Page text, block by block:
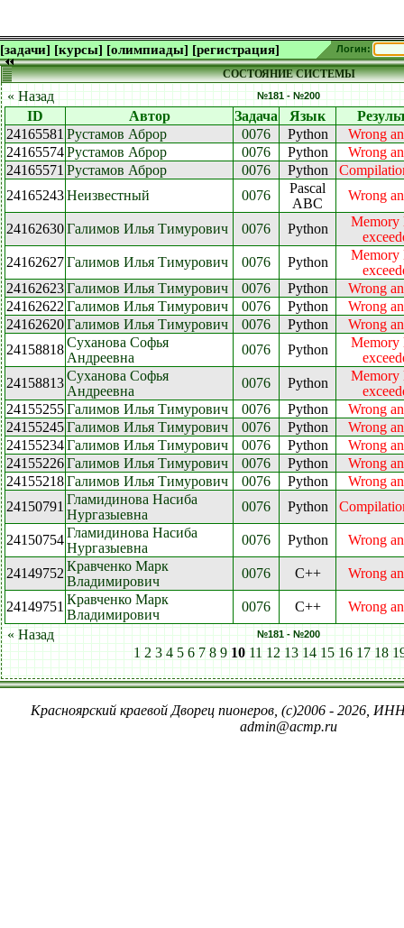
[задачи] [курсы] [олимпиады] [регистрация] Логин:
СОСТОЯНИЕ СИСТЕМЫ
« Назад №181 - №200
ID Автор Задача Язык
24165581 Рустамов Аброр 0076 Python
Wrong
24165574Рустамов Аброр 0076 Python
Wrong
24165571 Рустамов Аброр 0076 Python
24165243Неизвестный 0076
Pascal
ABC
Wrong
24162630Галимов Илья Тимурович 0076 Python
Memory
24162627Галимов Илья Тимурович 0076 Python
Memory
24162623Галимов Илья Тимурович 0076 Python
Wrong
24162622 Галимов Илья Тимурович 0076 Python
Wrong
24162620Галимов Илья Тимурович 0076 Python
Wrong
24158818Суханова Софья
Андреевна
0076 Python
Memory
24158813Суханова Софья
Андреевна
0076 Python
Memory
24155255Галимов Илья Тимурович 0076 Python
Wrong
24155245Галимов Илья Тимурович 0076 Python
Wrong
24155234Галимов Илья Тимурович 0076 Python
Wrong
24155226Галимов Илья Тимурович 0076 Python
Wrong
24155218Галимов Илья Тимурович 0076 Python
Wrong
24150791 Гламидинова Насиба
Нургазыевна
0076 Python
24150754Гламидинова Насиба
Нургазыевна
0076 Python Wrong
24149752 Кравченко Марк
Владимирович
0076 C++ Wrong
24149751 Кравченко Марк
Владимирович
0076 C++
Wrong
« Назад
№181 - №200
1 2 3 4 5 6 7 8 9 10 11 12 13 14 15 16 17 18
Красноярский краевой Дворец пионеров, (c)2006 - 2026,
admin@acmp.ru